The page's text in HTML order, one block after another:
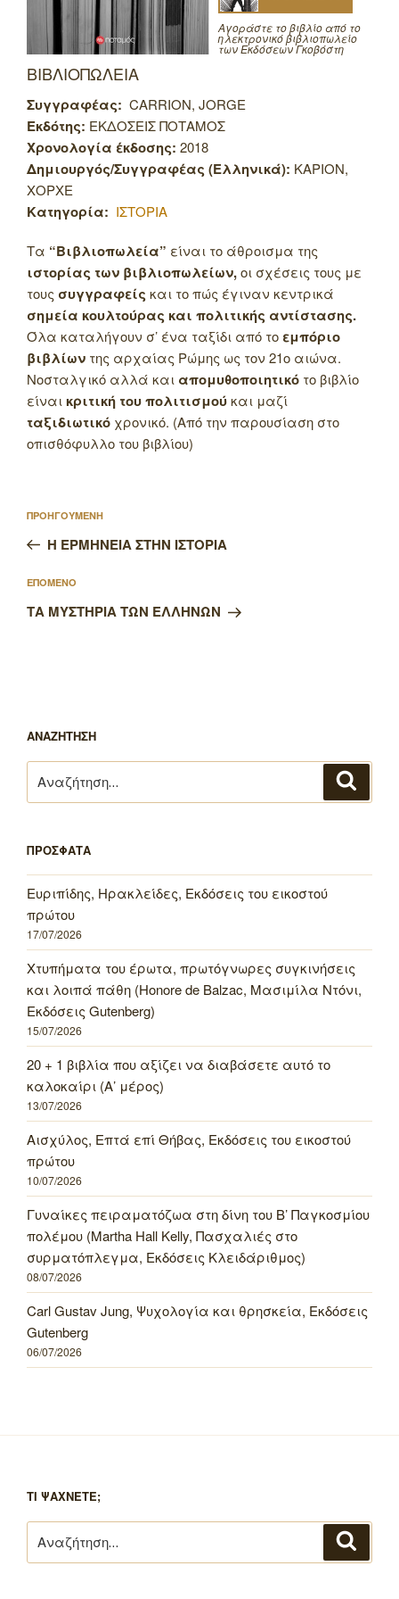
Αγοράστε το βιβλίο από το
ηλεκτρονικό βιβλιοπωλείο
των Εκδόσεων Γκοβόστη
ΒΙΒΛΙΟΠΩΛΕΙΑ
Συγγραφέας: CARRION, JORGE
Εκδότης: ΕΚΔΟΣΕΙΣ ΠΟΤΑΜΟΣ
Χρονολογία έκδοσης: 2018
Δημιουργός/Συγγραφέας (Ελληνικά): ΚΑΡΙΟΝ,
ΧΟΡΧΕ
Κατηγορία: ΙΣΤΟΡΙΑ
Τα “Βιβλιοπωλεία” είναι το άθροισμα της
ιστορίας των βιβλιοπωλείων,οι σχέσεις τους με
τους συγγραφείς και το πώς έγιναν κεντρικά
σημεία κουλτούρας και πολιτικής αντίστασης.
Όλα καταλήγουν σ’ ένα ταξίδι από το εμπόριο
βιβλίων της αρχαίας Ρώμης ως τον 21ο αιώνα.
Νοσταλγικό αλλά και απομυθοποιητικό το βιβλίο
είναι κριτική του πολιτισμούκαι μαζί
ταξιδιωτικό χρονικό. (Από την παρουσίαση στο
οπισθόφυλλο του βιβλίου)
άρθρων
Προηγούμενο
άρθρο
ΠΡΟΗΓΟΥΜΕΝΗ
Η ΕΡΜΗΝΕΙΑ ΣΤΗΝ ΙΣΤΟΡΙΑ
Επόμενο
άρθρο
ΕΠΟΜΕΝΟ
ΤΑ ΜΥΣΤΗΡΙΑ ΤΩΝ ΕΛΛΗΝΩΝ
ΑΝΑΖΗΤΗΣΗ
για:
ΠΡΟΣΦΑΤΑ
Ευριπίδης, Ηρακλείδες, Εκδόσεις του εικοστού
πρώτου
17/07/2026
Χτυπήματα του έρωτα, πρωτόγνωρες συγκινήσεις
και λοιπά πάθη (Honore de Balzac, Μασιμίλα Ντόνι,
Εκδόσεις Gutenberg)
15/07/2026
20 + 1 βιβλία που αξίζει να διαβάσετε αυτό το
καλοκαίρι (Α’ μέρος)
13/07/2026
Αισχύλος, Επτά επί Θήβας, Εκδόσεις του εικοστού
πρώτου
10/07/2026
Γυναίκες πειραματόζωα στη δίνη του Β’ Παγκοσμίου
πολέμου (Martha Hall Kelly, Πασχαλιές στο
συρματόπλεγμα, Εκδόσεις Κλειδάριθμος)
08/07/2026
Carl Gustav Jung, Ψυχολογία και θρησκεία, Εκδόσεις
Gutenberg
06/07/2026
ΤΙ ΨΑΧΝΕΤΕ;
για: